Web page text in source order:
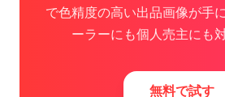
で色精度の高い出品画像が手
ーラーにも個人売主にも
無料で試す